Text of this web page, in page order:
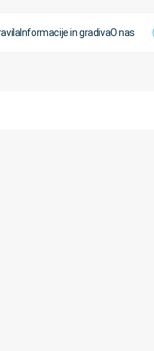
Informacije in gradivaO nas